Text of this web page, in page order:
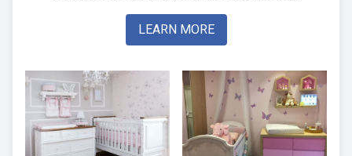
LEARN MORE